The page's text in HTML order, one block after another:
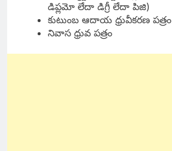
డిప్లమో లేదా డిగ్రీ లేదా పిజి)
కుటుంబ ఆదాయ ధ్రువీకరణ పత్రం
నివాస ధ్రువ పత్రం